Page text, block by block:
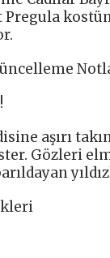
Pregula
aşırı
Gözleri